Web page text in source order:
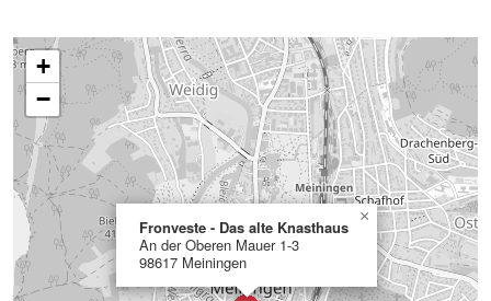
Fronveste - Das alte Knasthaus
An der Oberen Mauer 1-3
98617 Meiningen
×
+
−